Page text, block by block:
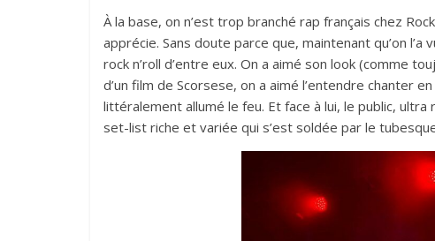
À la base, on n’est trop branché rap français chez
apprécie. Sans doute parce que, maintenant qu’on
rock n’roll d’entre eux. On a aimé son look (comme
d’un film de Scorsese, on a aimé l’entendre chanter
littéralement allumé le feu. Et face à lui, le public, ultra
set-list riche et variée qui s’est soldée par le